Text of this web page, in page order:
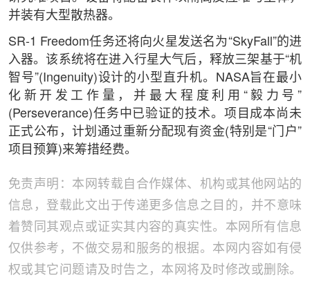
并装有大型散热器。
SR-1 Freedom任务还将向火星发送名为“SkyFall”的进
入器。该系统将在进入行星大气后，释放三架基于“机
智号”(Ingenuity)设计的小型直升机。NASA旨在最小
化新开发工作量，并最大程度利用“毅力号”
(Perseverance)任务中已验证的技术。项目成本尚未
正式公布，计划通过重新分配现有资金(特别是“门户”
项目预算)来筹措经费。
免责声明：本网转载自合作媒体、机构或其他网站的
信息，登载此文出于传递更多信息之目的，并不意味
着赞同其观点或证实其内容的真实性。本网所有信息
仅供参考，不做交易和服务的根据。本网内容如有侵
权或其它问题请及时告之，本网将及时修改或删除。